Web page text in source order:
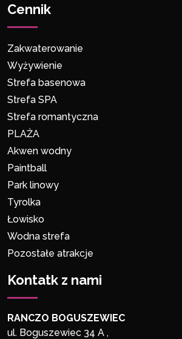
Cennik
Zakwaterowanie
Wyżywienie
Strefa basenowa
Strefa SPA
Strefa romantyczna
PLAŻA
Akwen wodny
Paintball
Park linowy
Tyrolka
Łowisko
Wodna strefa
Pozostałe atrakcje
Kontatk z nami
RANCZO BOGUSZEWIEC
ul. Boguszewiec 34 A ,